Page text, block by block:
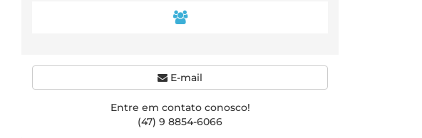
E-mail
Entre em contato conosco!
(47) 9 8854-6066